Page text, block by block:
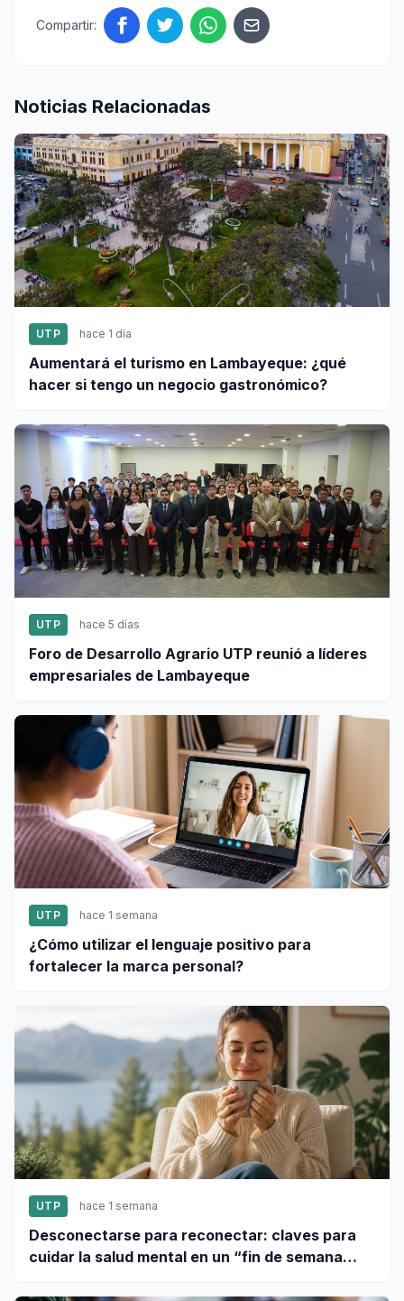
Compartir:
Noticias Relacionadas
UTP hace 1 día
Aumentará el turismo en Lambayeque: ¿qué
hacer si tengo un negocio gastronómico?
UTP hace 5 días
Foro de Desarrollo Agrario UTP reunió a líderes
empresariales de Lambayeque
UTP hace 1 semana
¿Cómo utilizar el lenguaje positivo para
fortalecer la marca personal?
UTP hace 1 semana
Desconectarse para reconectar: claves para
cuidar la salud mental en un “fin de semana